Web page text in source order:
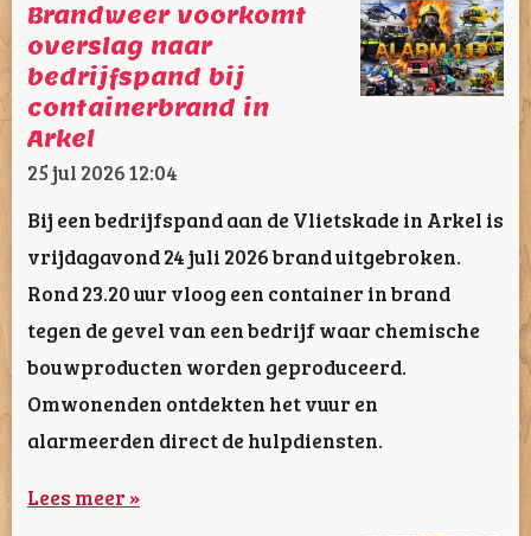
Brandweer voorkomt
overslag naar
bedrijfspand bij
containerbrand in
Arkel
25 jul 202612:04
Bij een bedrijfspand aan de Vlietskade in Arkel is
vrijdagavond 24 juli 2026 brand uitgebroken.
Rond 23.20 uur vloog een container in brand
tegen de gevel van een bedrijf waar chemische
bouwproducten worden geproduceerd.
Omwonenden ontdekten het vuur en
alarmeerden direct de hulpdiensten.
Lees meer »